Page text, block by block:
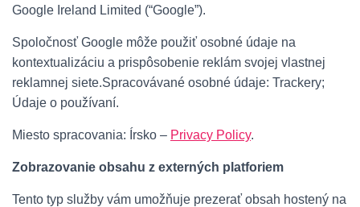
Google Ireland Limited (“Google”).
Spoločnosť Google môže použiť osobné údaje na
kontextualizáciu a prispôsobenie reklám svojej vlastnej
reklamnej siete.Spracovávané osobné údaje: Trackery;
Údaje o používaní.
Miesto spracovania: Írsko – Privacy Policy.
Zobrazovanie obsahu z externých platforiem
Tento typ služby vám umožňuje prezerať obsah hostený na